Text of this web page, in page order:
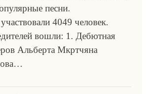
песни.
4049 человек.
вошли: 1. Дебютная
Альберта Мкртчяна